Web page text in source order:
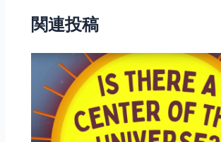
o
o
k
関連投稿